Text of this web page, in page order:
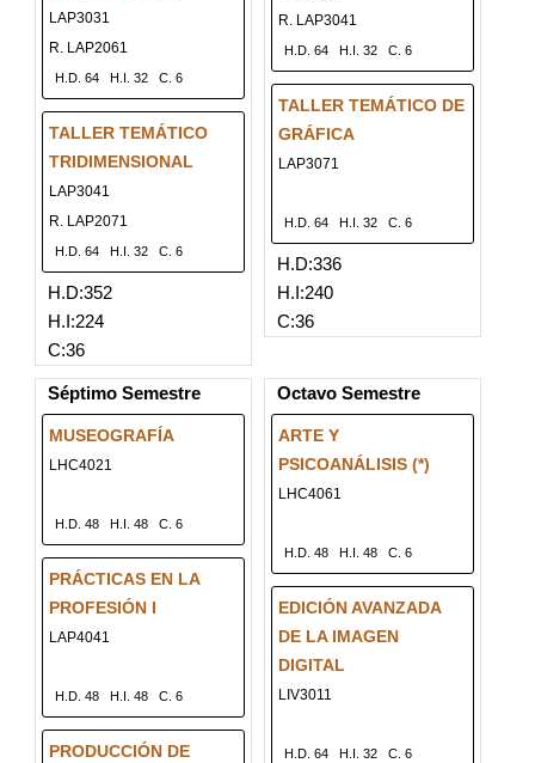
LAP3031
R. LAP2061
H.D. 64 H.I. 32 C. 6
TALLER TEMÁTICO
TRIDIMENSIONAL
LAP3041
R. LAP2071
H.D. 64 H.I. 32 C. 6
H.D:352
H.I:224
C:36
R. LAP3041
H.D. 64 H.I. 32 C. 6
TALLER TEMÁTICO DE
GRÁFICA
LAP3071
H.D. 64 H.I. 32 C. 6
H.D:336
H.I:240
C:36
Séptimo Semestre
MUSEOGRAFÍA
LHC4021
H.D. 48 H.I. 48 C. 6
PRÁCTICAS EN LA
PROFESIÓN I
LAP4041
H.D. 48 H.I. 48 C. 6
PRODUCCIÓN DE
Octavo Semestre
ARTE Y
PSICOANÁLISIS (*)
LHC4061
H.D. 48 H.I. 48 C. 6
EDICIÓN AVANZADA
DE LA IMAGEN
DIGITAL
LIV3011
H.D. 64 H.I. 32 C. 6